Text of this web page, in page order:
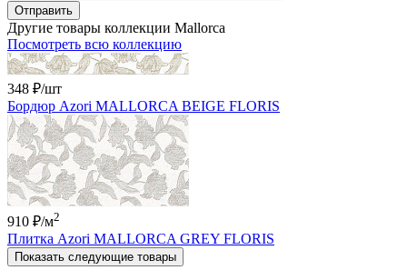
Отправить
Другие товары коллекции Mallorca
Посмотреть всю коллекцию
348 ₽/шт
Бордюр Azori MALLORCA BEIGE FLORIS
910 ₽/м2
Плитка Azori MALLORCA GREY FLORIS
Показать следующие товары